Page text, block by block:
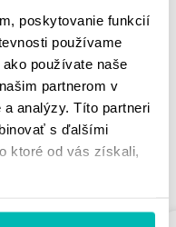
poskytovanie funkcií
používame
používate naše
partnerom v
analýzy. Títo partneri
s ďalšími
ktoré od vás získali,
VÁM